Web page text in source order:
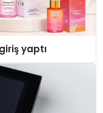
yaptı